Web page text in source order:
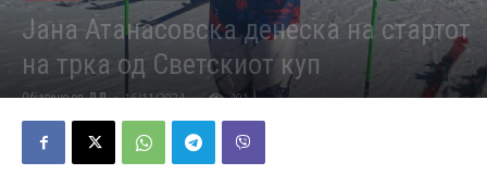
Јана Атанасовска денеска на стартот
на трка од Светскиот куп
Објавено од ДД - 16/11/2024 491